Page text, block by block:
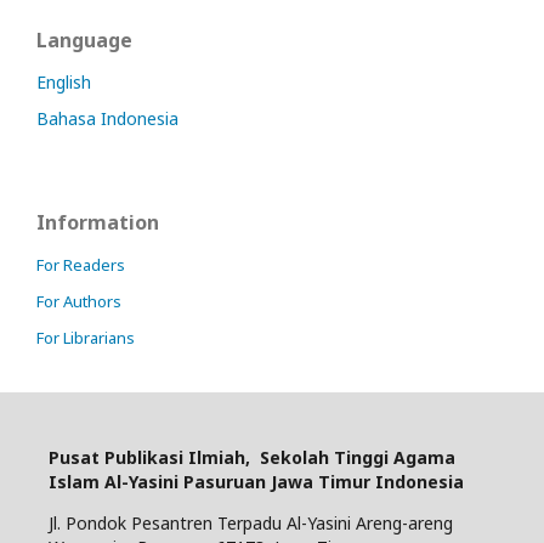
Language
English
Bahasa Indonesia
Information
For Readers
For Authors
For Librarians
Pusat Publikasi Ilmiah, Sekolah Tinggi Agama
Islam Al-Yasini Pasuruan Jawa Timur Indonesia
Jl. Pondok Pesantren Terpadu Al-Yasini Areng-areng